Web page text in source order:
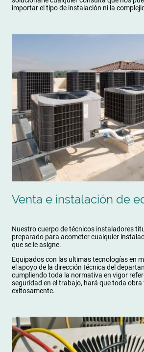
importar el tipo de instalación ni la
Venta e instalación de
Nuestro cuerpo de técnicos instaladores
preparado para acometer cualquier
que se le asigne.
Equipados con las ultimas tecnologías en
el apoyo de la dirección técnica del
cumpliendo toda la normativa en vigor
seguridad en el trabajo, hará que toda obra
exitosamente.